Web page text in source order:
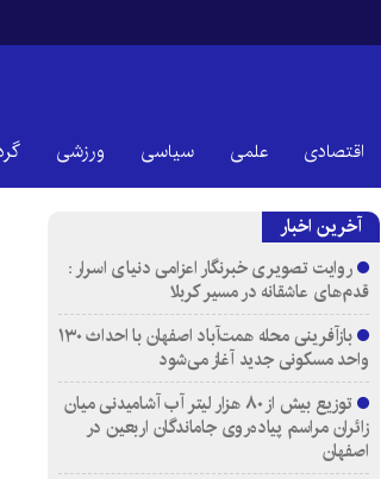
اقتصادی علمی سیاسی ورزشی
آخرین اخبار
روایت تصویری خبرنگار اعزامی دنیای اسرار :
قدم‌های عاشقانه در مسیر کربلا
بازآفرینی محله همت‌آباد اصفهان با احداث ۱۳۰
واحد مسکونی جدید آغاز می‌شود
توزیع بیش از ۸۰ هزار لیتر آب آشامیدنی میان
زائران مراسم پیاده‌روی جاماندگان اربعین در
اصفهان